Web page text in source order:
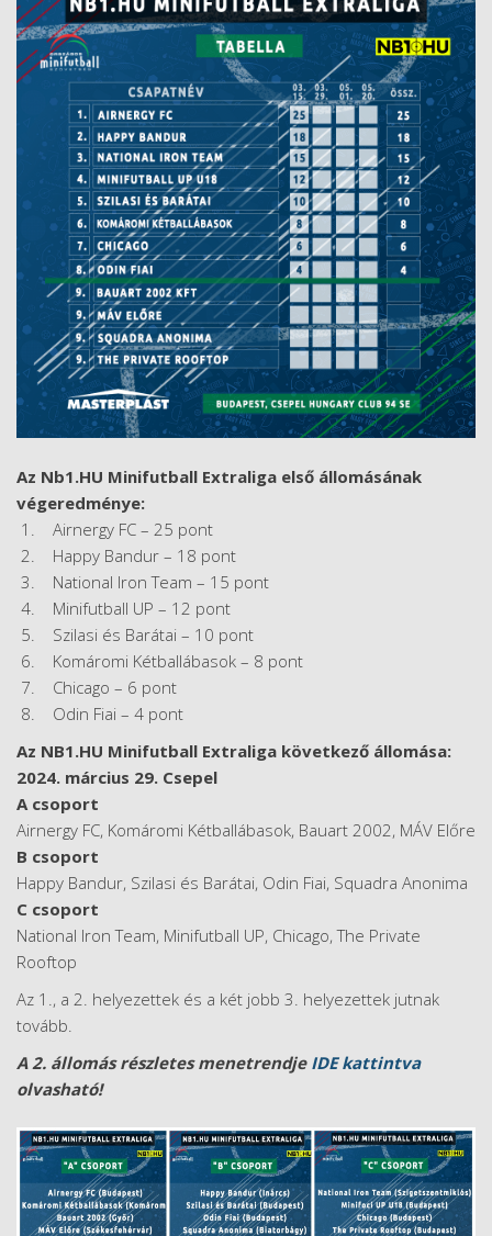
Az Nb1.HU Minifutball Extraliga első állomásának
végeredménye:
1. Airnergy FC – 25 pont
2. Happy Bandur – 18 pont
3. National Iron Team – 15 pont
4. Minifutball UP – 12 pont
5. Szilasi és Barátai – 10 pont
6. Komáromi Kétballábasok – 8 pont
7. Chicago – 6 pont
8. Odin Fiai – 4 pont
Az NB1.HU Minifutball Extraliga következő állomása:
2024. március 29. Csepel
A csoport
Airnergy FC, Komáromi Kétballábasok, Bauart 2002, MÁV Előre
B csoport
Happy Bandur, Szilasi és Barátai, Odin Fiai, Squadra Anonima
C csoport
National Iron Team, Minifutball UP, Chicago, The Private
Rooftop
Az 1., a 2. helyezettek és a két jobb 3. helyezettek jutnak
tovább.​
A 2. állomás részletes menetrendje IDE kattintva
olvasható!